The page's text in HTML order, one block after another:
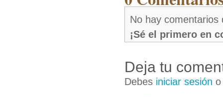
No hay comentarios
¡Sé el primero en
Deja tu
Debes iniciar sesión